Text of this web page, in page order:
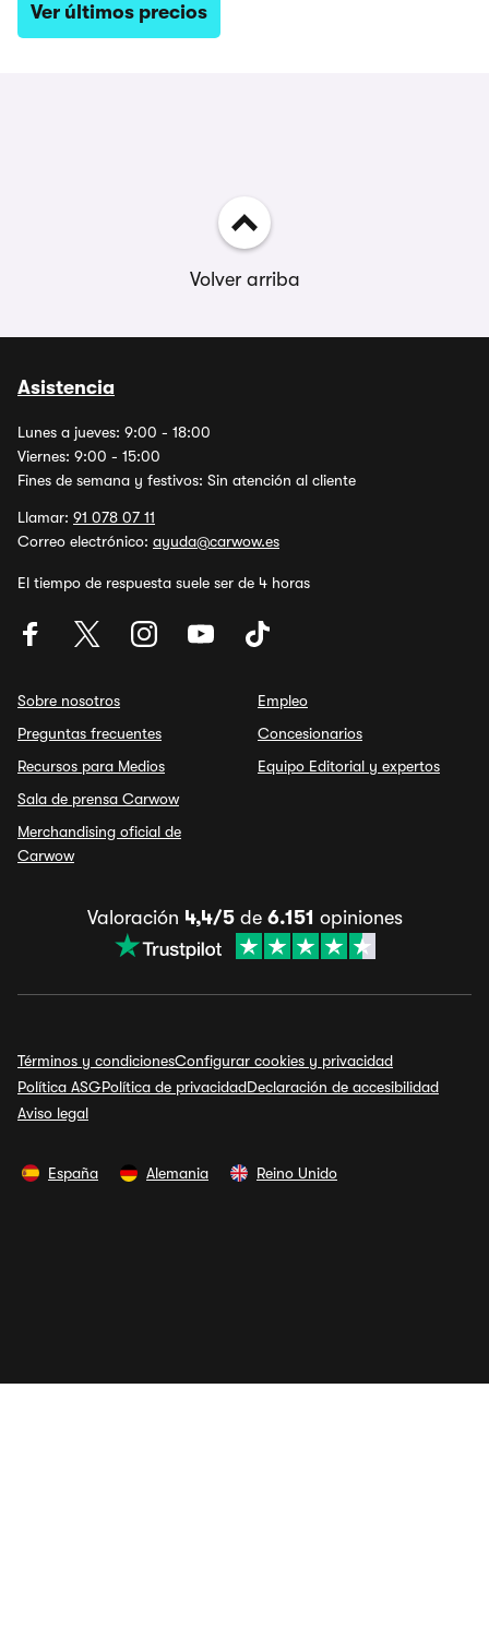
Ver últimos precios
Volver arriba
Asistencia
Lunes a jueves: 9:00 - 18:00
Viernes: 9:00 - 15:00
Fines de semana y festivos: Sin atención al cliente
Llamar: 91 078 07 11
Correo electrónico: ayuda@carwow.es
El tiempo de respuesta suele ser de 4 horas
Sobre nosotros
Preguntas frecuentes
Recursos para Medios
Sala de prensa Carwow
Merchandising oficial de
Carwow
Empleo
Concesionarios
Equipo Editorial y expertos
Valoración 4,4/5de 6.151 opiniones
Términos y condicionesConfigurar cookies y privacidad
Política ASGPolítica de privacidadDeclaración de accesibilidad
Aviso legal
España Alemania Reino Unido